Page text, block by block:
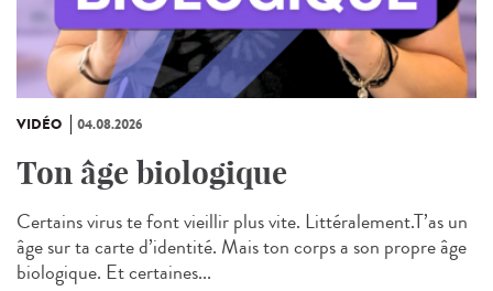
VIDÉO 04.08.2026
Ton âge biologique
Certains virus te font vieillir plus vite. Littéralement.T’as un
âge sur ta carte d’identité. Mais ton corps a son propre âge
biologique. Et certaines...